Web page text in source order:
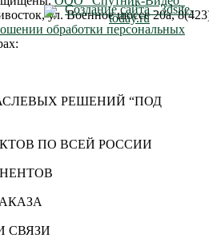
РЕШЕНИЙ “ПОД
ПО ВСЕЙ РОССИИ
СВЯЗИ
,ул. Военное шоссе 20а,
обработки персональных
Создание сайта - 3dsite-
today.ru